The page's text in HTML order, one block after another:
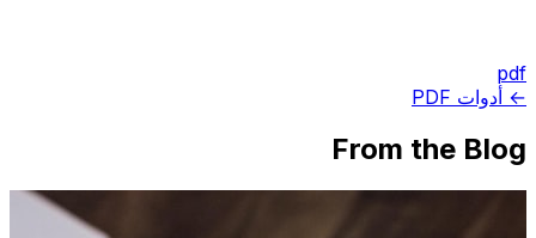
pdf
← أدوات PDF
From the Blog